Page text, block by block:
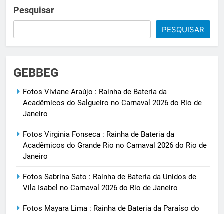
Pesquisar
PESQUISAR
GEBBEG
Fotos Viviane Araújo : Rainha de Bateria da
Acadêmicos do Salgueiro no Carnaval 2026 do Rio de
Janeiro
Fotos Virginia Fonseca : Rainha de Bateria da
Acadêmicos do Grande Rio no Carnaval 2026 do Rio de
Janeiro
Fotos Sabrina Sato : Rainha de Bateria da Unidos de
Vila Isabel no Carnaval 2026 do Rio de Janeiro
Fotos Mayara Lima : Rainha de Bateria da Paraíso do